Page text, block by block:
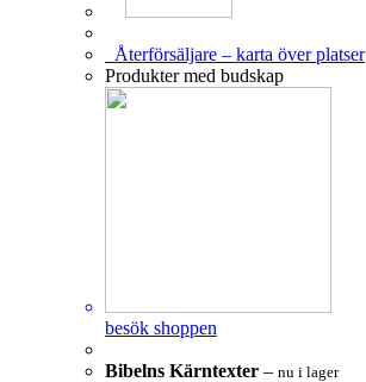
Återförsäljare – karta över platser
Produkter med budskap
besök shoppen
Bibelns Kärntexter – nu i lager